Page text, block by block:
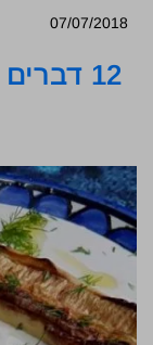
07/07/2018
12 דברים שלא ידעתם על עמבה